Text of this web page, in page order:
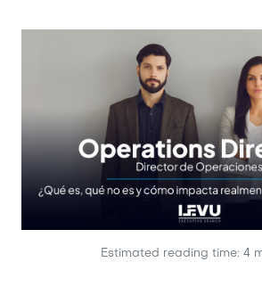
Estimated reading time: 4